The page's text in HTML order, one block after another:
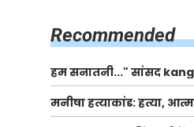
Recommended
हम सनातनी..." सांसद
Ranaut से क्या बोली
Jantar-Mantar | CJP
मनीषा हत्याकांड: हत्या,
| Full Story | Josh